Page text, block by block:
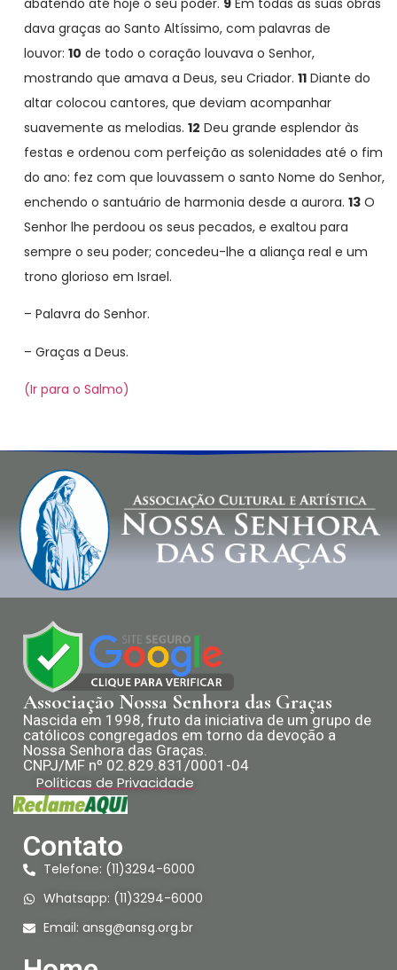
abatendo até hoje o seu poder. 9 Em todas as suas obras
dava graças ao Santo Altíssimo, com palavras de
louvor: 10 de todo o coração louvava o Senhor,
mostrando que amava a Deus, seu Criador. 11 Diante do
altar colocou cantores, que deviam acompanhar
suavemente as melodias. 12 Deu grande esplendor às
festas e ordenou com perfeição as solenidades até o fim
do ano: fez com que louvassem o santo Nome do Senhor,
enchendo o santuário de harmonia desde a aurora. 13 O
Senhor lhe perdoou os seus pecados, e exaltou para
sempre o seu poder; concedeu-lhe a aliança real e um
trono glorioso em Israel.
– Palavra do Senhor.
– Graças a Deus.
(Ir para o Salmo)
Associação Nossa Senhora das Graças
Nascida em 1998, fruto da iniciativa de um grupo de
católicos congregados em torno da devoção a
Nossa Senhora das Graças.
CNPJ/MF nº 02.829.831/0001-04
Políticas de Privacidade
Contato
Telefone: (11)3294-6000
Whatsapp: (11)3294-6000
Email: ansg@ansg.org.br